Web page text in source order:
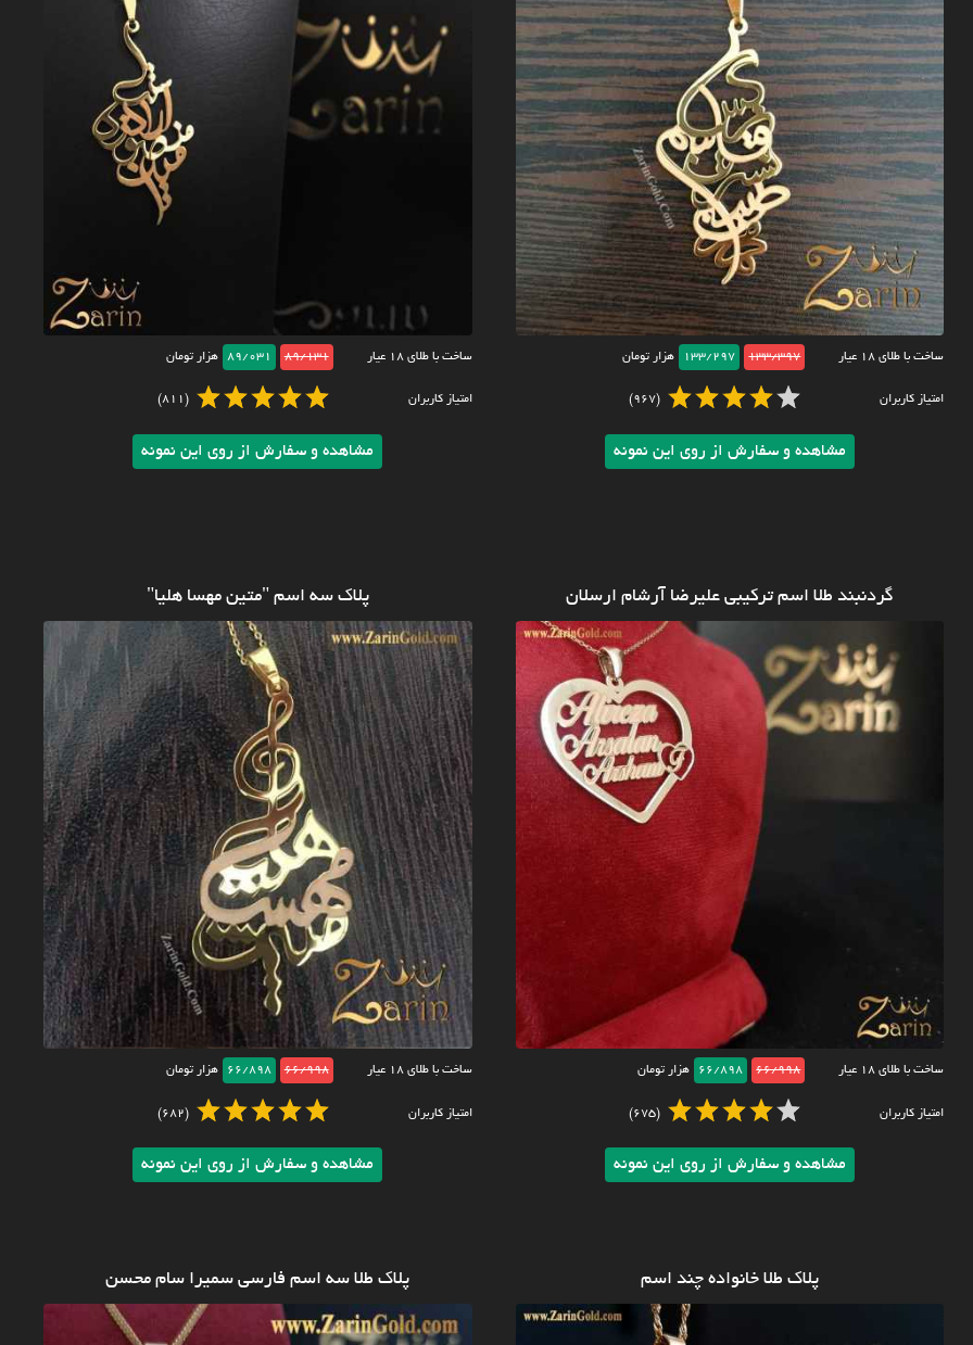
ساخت با طلای ۱۸ عیار 133/397
133/297 هزار تومان
امتیاز کاربران (967)
مشاهده و سفارش از روی این نمونه
ساخت با طلای ۱۸ عیار 89/131
89/031 هزار تومان
امتیاز کاربران (811)
مشاهده و سفارش از روی این نمونه
گردنبند طلا اسم ترکیبی علیرضا آرشام ارسلان
ساخت با طلای ۱۸ عیار 66/998
66/898 هزار تومان
امتیاز کاربران (675)
مشاهده و سفارش از روی این نمونه
پلاک سه اسم "متین مهسا هلیا"
ساخت با طلای ۱۸ عیار 66/998
66/898 هزار تومان
امتیاز کاربران (682)
مشاهده و سفارش از روی این نمونه
پلاک طلا خانواده چند اسم پلاک طلا سه اسم فارسی سمیرا سام محسن